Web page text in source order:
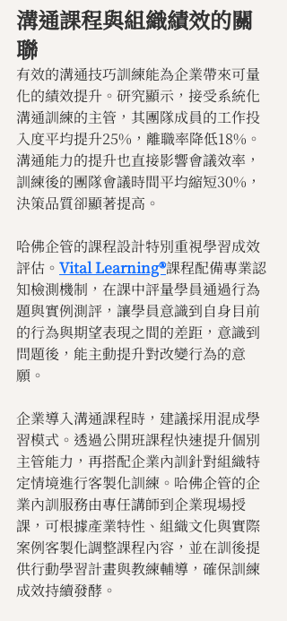
溝通課程與組織績效的關
聯
有效的溝通技巧訓練能為企業帶來可量
化的績效提升。研究顯示，接受系統化
溝通訓練的主管，其團隊成員的工作投
入度平均提升25%，離職率降低18%。
溝通能力的提升也直接影響會議效率，
訓練後的團隊會議時間平均縮短30%，
決策品質卻顯著提高。
哈佛企管的課程設計特別重視學習成效
評估。 Vital Learning®課程配備專業認
知檢測機制，在課中評量學員通過行為
題與實例測評，讓學員意識到自身目前
的行為與期望表現之間的差距，意識到
問題後，能主動提升對改變行為的意
願。
企業導入溝通課程時，建議採用混成學
習模式。透過公開班課程快速提升個別
主管能力，再搭配企業內訓針對組織特
定情境進行客製化訓練。哈佛企管的企
業內訓服務由專任講師到企業現場授
課，可根據產業特性、組織文化與實際
案例客製化調整課程內容，並在訓後提
供行動學習計畫與教練輔導，確保訓練
成效持續發酵。